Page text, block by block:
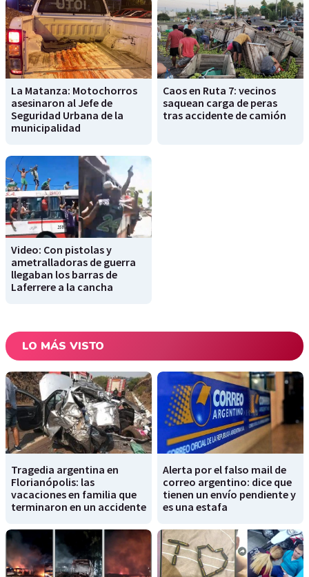
La Matanza: Motochorros
asesinaron al Jefe de
Seguridad Urbana de la
municipalidad
Caos en Ruta 7: vecinos
saquean carga de peras
tras accidente de camión
Video: Con pistolas y
ametralladoras de guerra
llegaban los barras de
Laferrere a la cancha
LO MÁS VISTO
Tragedia argentina en
Florianópolis: las
vacaciones en familia que
terminaron en un accidente
Alerta por el falso mail de
correo argentino: dice que
tienen un envío pendiente y
es una estafa